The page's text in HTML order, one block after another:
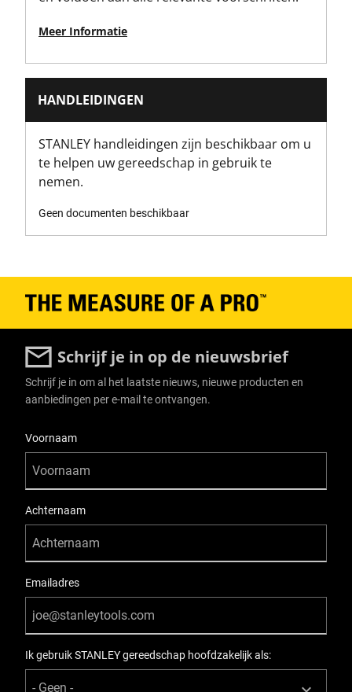
Productgewicht [Kg]
Productbreedte [mm]
Meer Informatie
HANDLEIDINGEN
STANLEY handleidingen zijn beschikbaar om u
te helpen uw gereedschap in gebruik te
nemen.
Geen documenten beschikbaar
Schrijf je in op de nieuwsbrief
Schrijf je in om al het laatste nieuws, nieuwe producten en
aanbiedingen per e-mail te ontvangen.
Voornaam
Achternaam
Emailadres
Ik gebruik STANLEY gereedschap hoofdzakelijk als: